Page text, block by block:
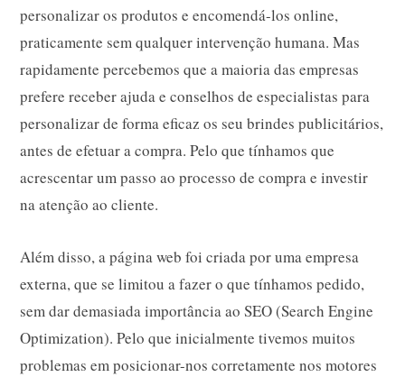
personalizar os produtos e encomendá-los online,
praticamente sem qualquer intervenção humana. Mas
rapidamente percebemos que a maioria das empresas
prefere receber ajuda e conselhos de especialistas para
personalizar de forma eficaz os seu brindes publicitários,
antes de efetuar a compra. Pelo que tínhamos que
acrescentar um passo ao processo de compra e investir
na atenção ao cliente.
Além disso, a página web foi criada por uma empresa
externa, que se limitou a fazer o que tínhamos pedido,
sem dar demasiada importância ao SEO (Search Engine
Optimization). Pelo que inicialmente tivemos muitos
problemas em posicionar-nos corretamente nos motores